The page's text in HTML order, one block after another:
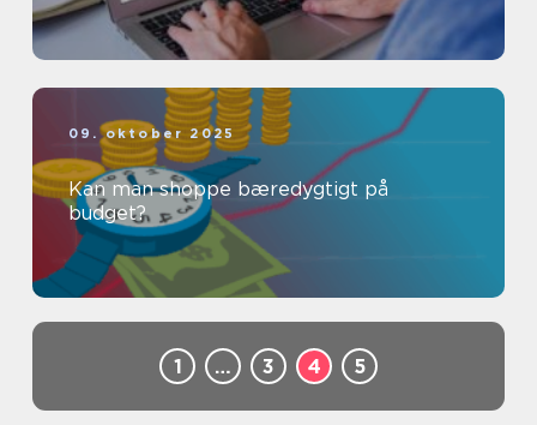
09. oktober 2025
Kan man shoppe bæredygtigt på
budget?
1 … 3 4 5